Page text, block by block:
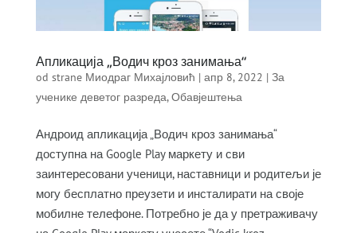
Апликација „Водич кроз занимања“
od strane Миодраг Михајловић | апр 8, 2022 | За
ученике деветог разреда,Обавјештења
Андроид апликација „Водич кроз занимања“
доступна на Google Play маркету и сви
заинтересовани ученици, наставници и родитељи је
могу бесплатно преузети и инсталирати на своје
мобилне телефоне. Потребно је да у претраживачу